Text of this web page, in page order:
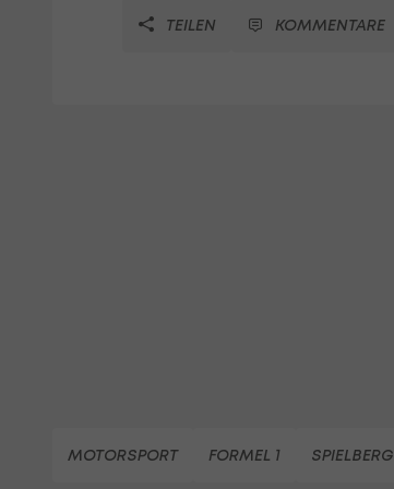
TEILEN KOMMENTARE
MOTORSPORT FORMEL 1 SPIELBERG